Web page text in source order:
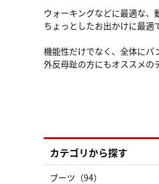
ウォーキングなどに最適な、
ちょっとしたお出かけに最適
機能性だけでなく、全体にパ
外反母趾の方にもオススメの
カテゴリから探す
ブーツ（94）